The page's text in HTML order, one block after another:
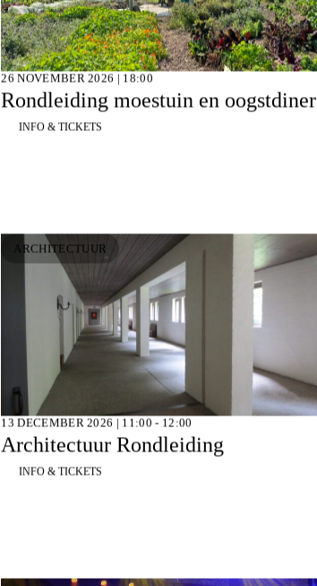
26 NOVEMBER 2026 | 18:00
Rondleiding moestuin en oogstdiner
INFO & TICKETS
ARCHITECTUUR
13 DECEMBER 2026 | 11:00 - 12:00
Architectuur Rondleiding
INFO & TICKETS